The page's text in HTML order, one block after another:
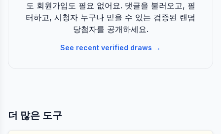
도 회원가입도 필요 없어요. 댓글을 불러오고, 필
터하고, 시청자 누구나 믿을 수 있는 검증된 랜덤
당첨자를 공개하세요.
See recent verified draws →
더 많은 도구